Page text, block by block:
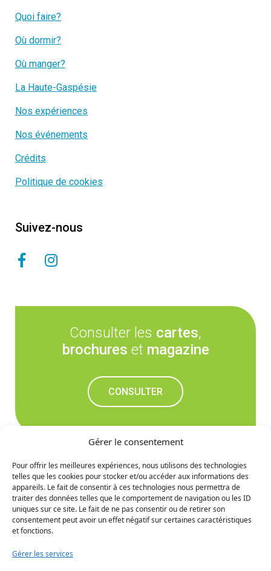
Gérer le consentement
Pour offrir les meilleures expériences, nous utilisons des technologies
telles que les cookies pour stocker et/ou accéder aux informations des
appareils. Le fait de consentir à ces technologies nous permettra de
traiter des données telles que le comportement de navigation ou les ID
uniques sur ce site. Le fait de ne pas consentir ou de retirer son
consentement peut avoir un effet négatif sur certaines caractéristiques
et fonctions.
Gérer les services
Quoi faire?
Où dormir?
Où manger?
La Haute-Gaspésie
Nos expériences
Nos événements
Crédits
Politique de cookies
Suivez-nous
Consulter les cartes,
brochures et magazine
CONSULTER
Ne manquez rien des
prochaines nouvelles